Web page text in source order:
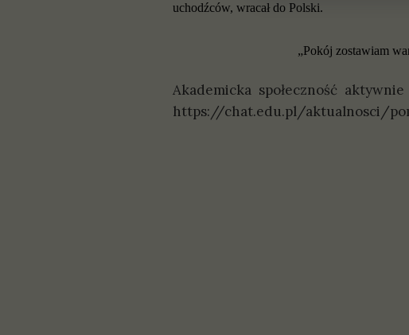
uchodźców, wracał do Polski.
„Pokój zostawiam
Akademicka społeczność
https://chat.edu.pl/aktualnosci/